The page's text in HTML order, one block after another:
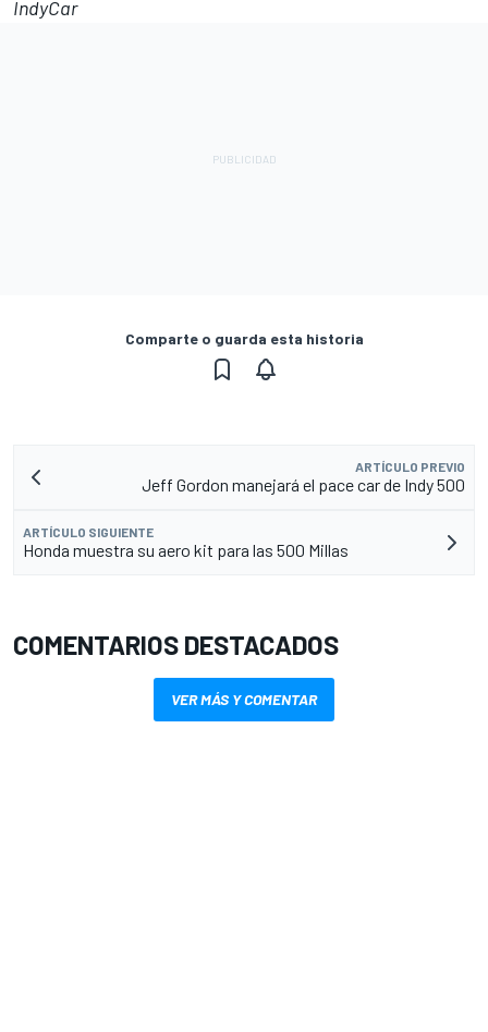
IndyCar
Comparte o guarda esta historia
ARTÍCULO PREVIO
Jeff Gordon manejará el pace car de Indy 500
ARTÍCULO SIGUIENTE
Honda muestra su aero kit para las 500 Millas
COMENTARIOS DESTACADOS
VER MÁS Y COMENTAR